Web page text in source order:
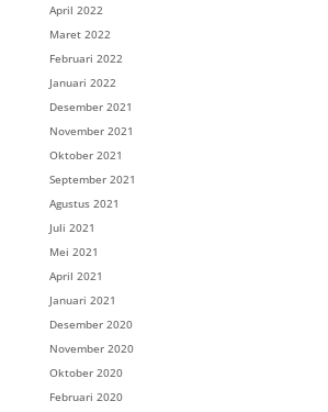
April 2022
Maret 2022
Februari 2022
Januari 2022
Desember 2021
November 2021
Oktober 2021
September 2021
Agustus 2021
Juli 2021
Mei 2021
April 2021
Januari 2021
Desember 2020
November 2020
Oktober 2020
Februari 2020